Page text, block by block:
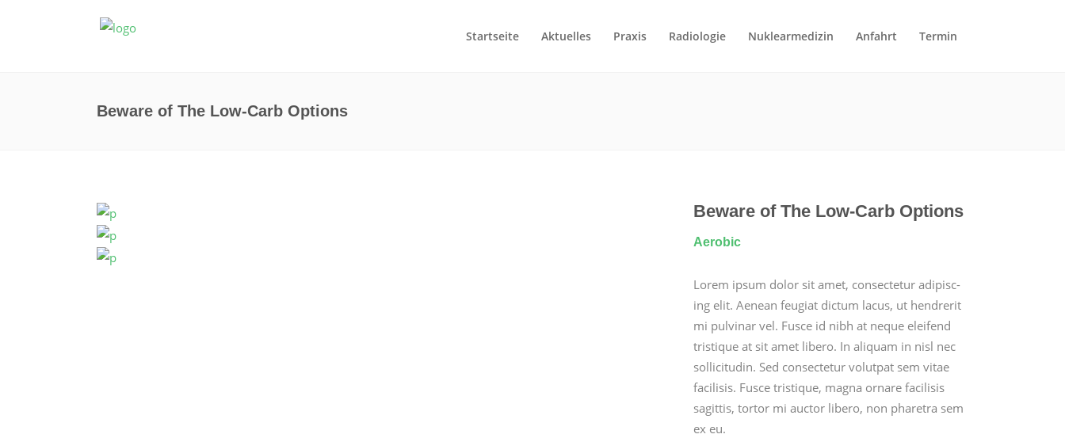
Start­seite Aktuelles Prax­is Radi­olo­gie Nuk­learmedi­zin Anfahrt Ter­min
Beware of The Low-Carb Options
Beware of The Low-Carb Options
Aerobic
Lorem ipsum dolor sit amet, con­secte­tur adip­isc­
ing elit. Aenean feu­giat dic­tum lacus, ut hen­drerit
mi pul­v­inar vel. Fusce id nibh at neque eleifend
tris­tique at sit amet libero. In ali­quam in nisl nec
sol­lic­i­tudin. Sed con­secte­tur volut­pat sem vitae
facil­i­sis. Fusce tris­tique, magna ornare facil­i­sis
sagit­tis, tor­tor mi auc­tor libero, non phare­tra sem
ex eu.